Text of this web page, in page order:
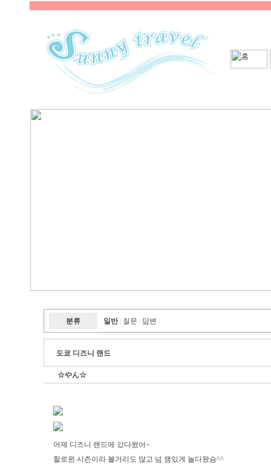
분류 일반 질문 답변
도쿄 디즈니 랜드
☆やん☆
어제 디즈니 랜드에 갔다왔어~
할로윈 시즌이라 볼거리도 많고 넘 잼있게 놀다왔슴^^